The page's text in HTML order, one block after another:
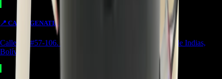
📍 CARTAGENATIENDA
Calle. 31 #57-106. CC Ejecutivos Local 130 Cartagena de Indias,
Bolívar